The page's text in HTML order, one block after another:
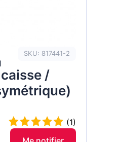
SKU: 817441-2
/
(1)